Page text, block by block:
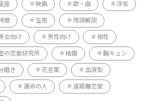
座 映画 歌・曲 浮気
徴 生態 用語解説
女向け 男性向け 相性
の恋愛研究所 結婚 胸キュン
磨き 花言葉 血液型
運命の人 遠距離恋愛